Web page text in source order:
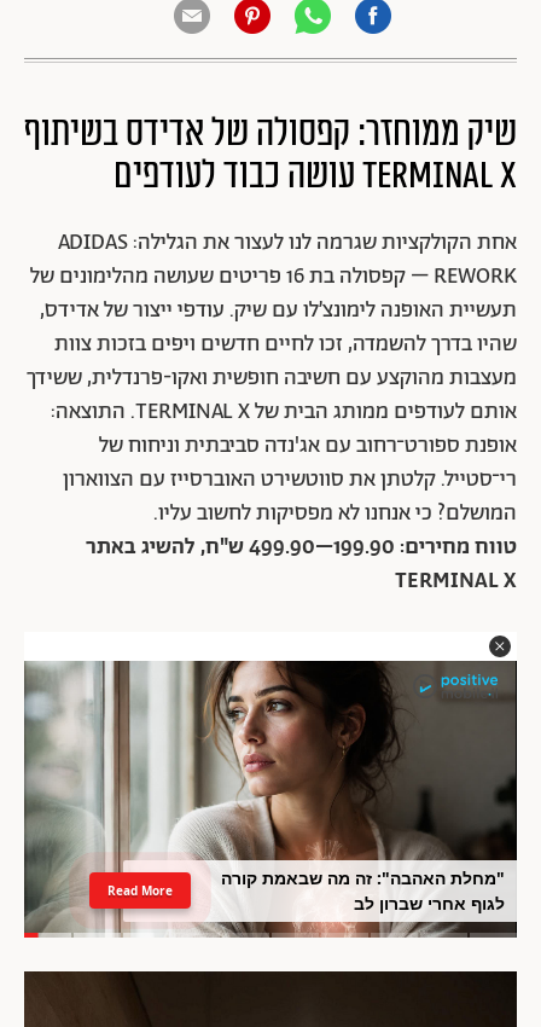
שיק ממוחזר: קפסולה של אדידס בשיתוף
TERMINAL X עושה כבוד לעודפים
אחת הקולקציות שגרמה לנו לעצור את הגלילה: ADIDAS
REWORK – קפסולה בת 16 פריטים שעושה מהלימונים של
תעשיית האופנה לימונצ’לו עם שיק. עודפי ייצור של אדידס,
שהיו בדרך להשמדה, זכו לחיים חדשים ויפים בזכות צוות
מעצבות מהוקצע עם חשיבה חופשית ואקו-פרנדלית, ששידך
אותם לעודפים ממותג הבית של TERMINAL X. התוצאה:
אופנת ספורט־רחוב עם אג'נדה סביבתית וניחוח של
רי־סטייל. קלטתן את סווטשירט האוברסייז עם הצווארון
המושלם? כי אנחנו לא מפסיקות לחשוב עליו.
טווח מחירים: 199.90–499.90 ש"ח, להשיג באתר
TERMINAL X
"מחלת האהבה": זה מה שבאמת קורה
לגוף אחרי שברון לב
Read More